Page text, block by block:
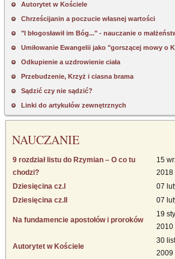
Autorytet w Kościele
Chrześcijanin a poczucie własnej wartości
"I błogosławił im Bóg..." - nauczanie o
Umiłowanie Ewangelii jako "gorszącej mowy o
Odkupienie a uzdrowienie ciała
Przebudzenie, Krzyż i ciasna brama
Sądzić czy nie sądzić?
Linki do artykułów zewnętrznych
NAUCZANIE
9 rozdział listu do Rzymian – O co tu
chodzi?
15
2018
Dziesięcina cz.I 07
Dziesięcina cz.II
07
Na fundamencie apostołów i proroków
19
2010
Autorytet w Kościele
30
2009